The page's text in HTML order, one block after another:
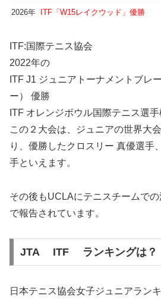
2026年
ITF「W15レイクウッド」優勝
ITF:国際テニス協会
2022年の
ITF J1 ジュニアトーナメントブレ
ー） 優勝
ITF オレンジボウル国際テニス選
この２大会は、ジュニアの世界大
り、優勝したクロスリー 真優選手
手といえます。
その後もUCLAにテニスチームで
で報告されています。
JTA ITF ランキングは？
日本テニス協会女子ジュニアラン